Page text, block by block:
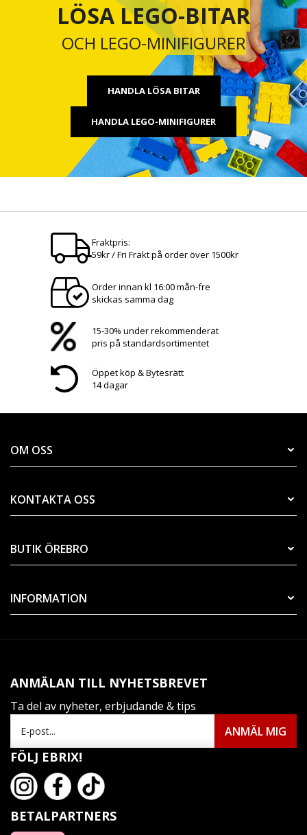
LÖSA LEGO-BITAR
OCH LEGO-MINIFIGURER
HANDLA LÖSA BITAR
HANDLA LEGO-MINIFIGURER
Fraktpris:
59kr / Fri Frakt på order över 1500kr
Order innan kl 16:00 mån-fre
skickas samma dag
15-30% under rekommenderat
pris på standardsortimentet
Öppet köp & Bytesrätt
14 dagar
OM OSS
KONTAKTA OSS
BUTIK ÖREBRO
INFORMATION
ANMÄLAN TILL NYHETSBREVET
Ta del av nyheter, erbjudande & tips
FÖLJ EBRIX!
BETALPARTNERS